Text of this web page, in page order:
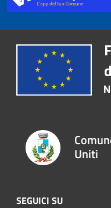
Uniti
SEGUICI SU